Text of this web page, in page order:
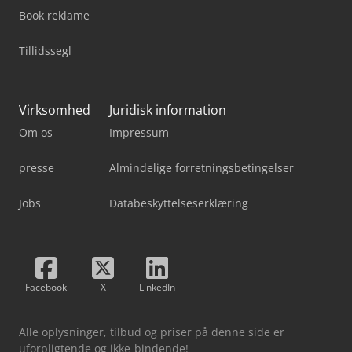
Book reklame
Tillidssegl
Virksomhed
Om os
presse
Jobs
Juridisk information
Impressum
Almindelige forretningsbetingelser
Databeskyttelseserklæring
Facebook X LinkedIn
Alle oplysninger, tilbud og priser på denne side er
uforpligtende og ikke-bindende!